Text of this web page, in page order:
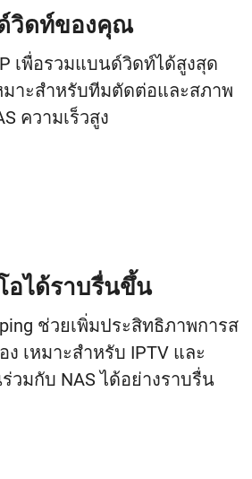
วิดท์ของคุณ
เพื่อรวมแบนด์วิดท์ได้สูงสุด
มาะสำหรับทีมตัดต่อและสภาพ
ความเร็วสูง
อได้ราบรื่นขึ้น
ช่วยเพิ่มประสิทธิภาพการส
เหมาะสำหรับ IPTV และ
วมกับ NAS ได้อย่างราบรื่น